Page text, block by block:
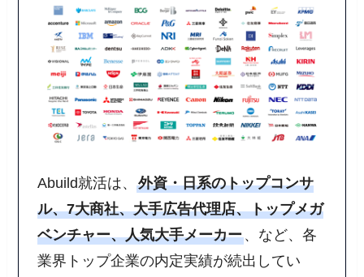
Abuild就活は、 外資・日系のトップコンサ
ル、7大商社、大手広告代理店、トップメガ
ベンチャー、人気大手メーカー、など、各
業界トップ企業の内定実績が続出してい